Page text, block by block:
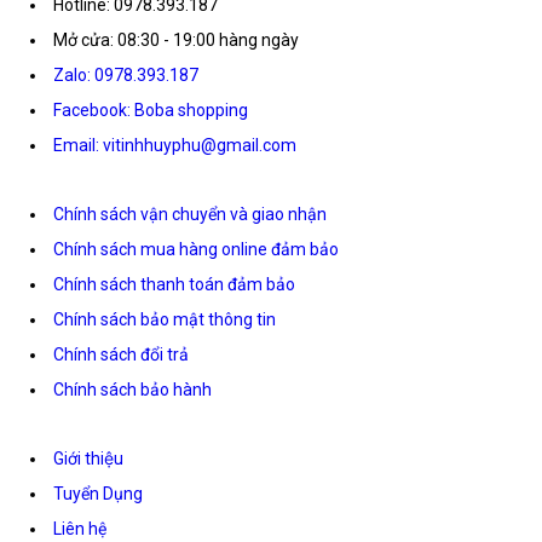
Hotline: 0978.393.187
Mở cửa: 08:30 - 19:00 hàng ngày
Zalo: 0978.393.187
Facebook: Boba shopping
Email: vitinhhuyphu@gmail.com
Chính sách vận chuyển và giao nhận
Chính sách mua hàng online đảm bảo
Chính sách thanh toán đảm bảo
Chính sách bảo mật thông tin
Chính sách đổi trả
Chính sách bảo hành
Giới thiệu
Tuyển Dụng
Liên hệ